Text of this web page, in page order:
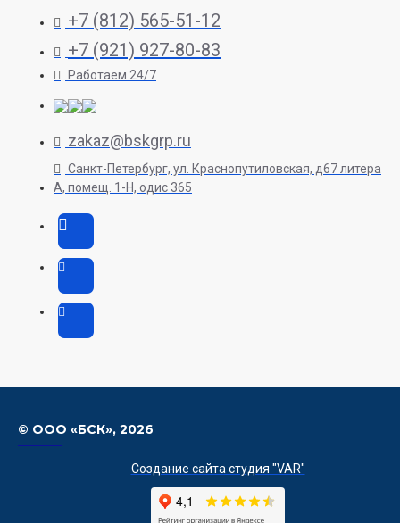
+7 (812) 565-51-12
+7 (921) 927-80-83
Работаем 24/7
zakaz@bskgrp.ru
Санкт-Петербург, ул. Краснопутиловская, д67 литера
А, помещ. 1-H, одис 365
© ООО «БСК», 2026
Создание сайта студия "VAR"